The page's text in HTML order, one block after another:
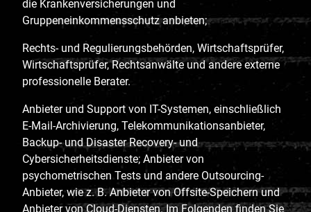
die Krankenversicherungen und
Gruppeneinkommensschutz anbieten;
Rechts- und Regulierungsbehörden, Wirtschaftsprüfer,
Wirtschaftsprüfer, Rechtsanwälte und andere externe
professionelle Berater.
Anbieter und Support von IT-Systemen, einschließlich
E-Mail-Archivierung, Telekommunikationsanbieter,
Backup- und Disaster Recovery- und
Cybersicherheitsdienste; Anbieter von
psychometrischen Tests und andere Outsourcing-
Anbieter, wie z. B. Anbieter von Offsite-Speichern und
Anbieter von Cloud-Diensten. Im Folgenden finden Sie